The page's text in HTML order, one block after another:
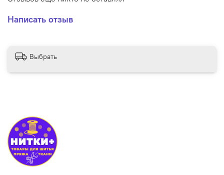
Написать отзыв
Выбрать